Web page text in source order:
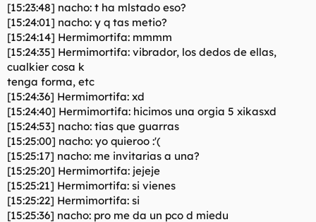
[15:23:48] nacho: t ha mlstado eso?
[15:24:01] nacho: y q tas metio?
[15:24:14] Hermimortifa: mmmm
[15:24:35] Hermimortifa: vibrador, los dedos de ellas,
cualkier cosa k
tenga forma, etc
[15:24:36] Hermimortifa: xd
[15:24:40] Hermimortifa: hicimos una orgia 5 xikasxd
[15:24:53] nacho: tias que guarras
[15:25:00] nacho: yo quieroo :'(
[15:25:17] nacho: me invitarias a una?
[15:25:20] Hermimortifa: jejeje
[15:25:21] Hermimortifa: si vienes
[15:25:22] Hermimortifa: si
[15:25:36] nacho: pro me da un pco d miedu